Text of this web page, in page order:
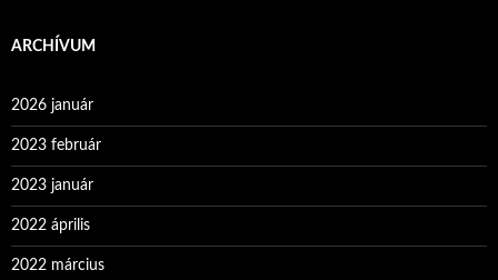
ARCHÍVUM
2026 január
2023 február
2023 január
2022 április
2022 március